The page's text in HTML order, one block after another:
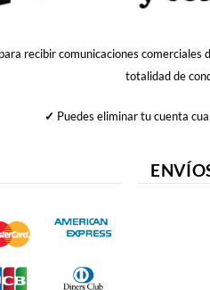
recibir comunicaciones
totalidad de
✓ Puedes eliminar tu cuenta